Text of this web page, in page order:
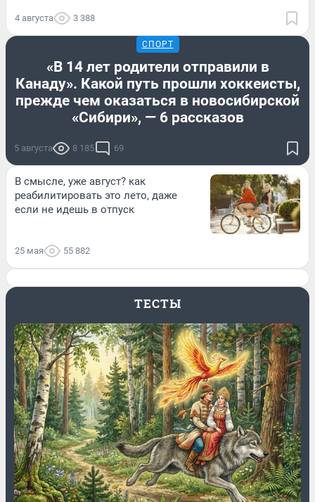
4 августа 3 388
СПОРТ
«В 14 лет родители отправили в
Канаду». Какой путь прошли хоккеисты,
прежде чем оказаться в новосибирской
«Сибири», — 6 рассказов
5 августа 8 185 69
В смысле, уже август? как
реабилитировать это лето, даже
если не идешь в отпуск
25 мая 55 882
ТЕСТЫ